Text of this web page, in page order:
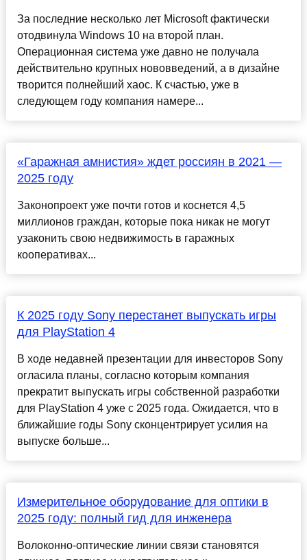
За последние несколько лет Microsoft фактически
отодвинула Windows 10 на второй план.
Операционная система уже давно не получала
действительно крупных нововведений, а в дизайне
творится полнейший хаос. К счастью, уже в
следующем году компания намере...
«Гаражная амнистия» ждет россиян в 2021 —
2025 году
Законопроект уже почти готов и коснется 4,5
миллионов граждан, которые пока никак не могут
узаконить свою недвижимость в гаражных
кооперативах...
К 2025 году Sony перестанет выпускать игры
для PlayStation 4
В ходе недавней презентации для инвесторов Sony
огласила планы, согласно которым компания
прекратит выпускать игры собственной разработки
для PlayStation 4 уже с 2025 года. Ожидается, что в
ближайшие годы Sony сконцентрирует усилия на
выпуске больше...
Измерительное оборудование для оптики в
2025 году: полный гид для инженера
Волоконно-оптические линии связи становятся